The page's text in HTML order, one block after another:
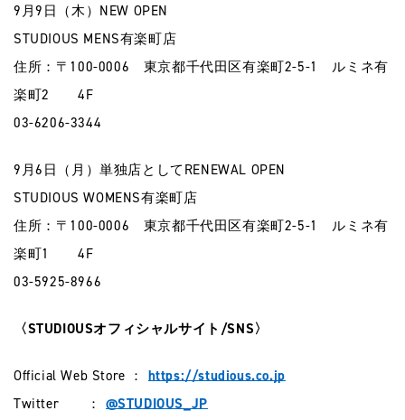
9月9日（木）NEW OPEN
STUDIOUS MENS有楽町店
住所：〒100-0006 東京都千代田区有楽町2-5-1 ルミネ有
楽町2 4F
03-6206-3344
9月6日（月）単独店としてRENEWAL OPEN
STUDIOUS WOMENS有楽町店
住所：〒100-0006 東京都千代田区有楽町2-5-1 ルミネ有
楽町1 4F
03-5925-8966
〈STUDIOUSオフィシャルサイト/SNS〉
Official Web Store ： https://studious.co.jp
Twitter ： @STUDIOUS_JP